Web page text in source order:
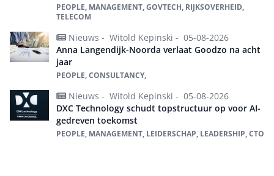
PEOPLE, MANAGEMENT, GOVTECH, RIJKSOVERHEID,
TELECOM
Nieuws - Witold Kepinski - 05-08-2026
Anna Langendijk-Noorda verlaat Goodzo na acht
jaar
PEOPLE, CONSULTANCY,
Nieuws - Witold Kepinski - 05-08-2026
DXC Technology schudt topstructuur op voor AI-
gedreven toekomst
PEOPLE, MANAGEMENT, LEIDERSCHAP, LEADERSHIP, CTO